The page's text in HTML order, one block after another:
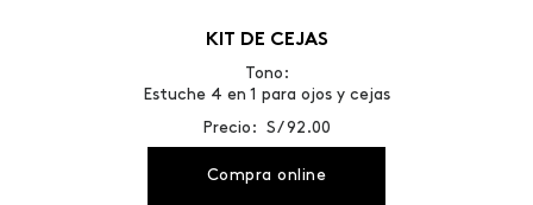
KIT DE CEJAS
Tono:
Estuche 4 en 1 para ojos y cejas
Precio: S/ 92.00
Compra online